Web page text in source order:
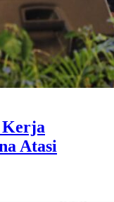
Kerja
Atasi